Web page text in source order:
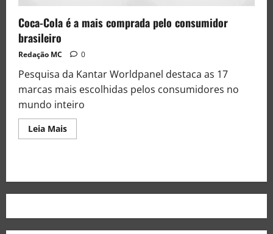
Coca-Cola é a mais comprada pelo consumidor
brasileiro
Redação MC 0
Pesquisa da Kantar Worldpanel destaca as 17
marcas mais escolhidas pelos consumidores no
mundo inteiro
Leia Mais